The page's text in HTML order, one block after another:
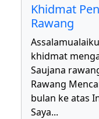
Khidmat
Rawang
khidmat
Saujana
Rawang
bulan ke atas
Saya...